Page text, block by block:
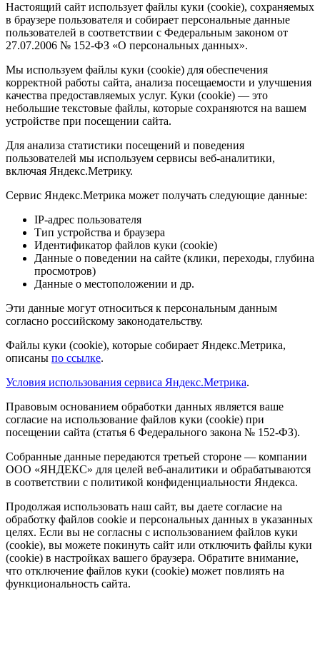
Настоящий сайт использует файлы куки (cookie), сохраняемых
в браузере пользователя и собирает персональные данные
пользователей в соответствии с Федеральным законом от
27.07.2006 № 152-ФЗ «О персональных данных».
Мы используем файлы куки (cookie) для обеспечения
корректной работы сайта, анализа посещаемости и улучшения
качества предоставляемых услуг. Куки (cookie) — это
небольшие текстовые файлы, которые сохраняются на вашем
устройстве при посещении сайта.
Для анализа статистики посещений и поведения
пользователей мы используем сервисы веб-аналитики,
включая Яндекс.Метрику.
Сервис Яндекс.Метрика может получать следующие данные:
IP-адрес пользователя
Тип устройства и браузера
Идентификатор файлов куки (cookie)
Данные о поведении на сайте (клики, переходы, глубина
просмотров)
Данные о местоположении и др.
Эти данные могут относиться к персональным данным
согласно российскому законодательству.
Файлы куки (cookie), которые собирает Яндекс.Метрика,
описаны по ссылке.
Условия использования сервиса Яндекс.Метрика.
Правовым основанием обработки данных является ваше
согласие на использование файлов куки (cookie) при
посещении сайта (статья 6 Федерального закона № 152-ФЗ).
Собранные данные передаются третьей стороне — компании
ООО «ЯНДЕКС» для целей веб-аналитики и обрабатываются
в соответствии с политикой конфиденциальности Яндекса.
Продолжая использовать наш сайт, вы даете согласие на
обработку файлов cookie и персональных данных в указанных
целях. Если вы не согласны с использованием файлов куки
(cookie), вы можете покинуть сайт или отключить файлы куки
(cookie) в настройках вашего браузера. Обратите внимание,
что отключение файлов куки (cookie) может повлиять на
функциональность сайта.